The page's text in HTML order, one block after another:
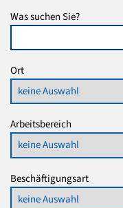
Was suchen Sie?
Ort
Arbeitsbereich
Beschäftigungsart